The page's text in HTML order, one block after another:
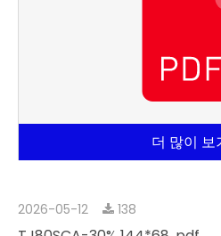
더 많이 보
2026-05-12 138